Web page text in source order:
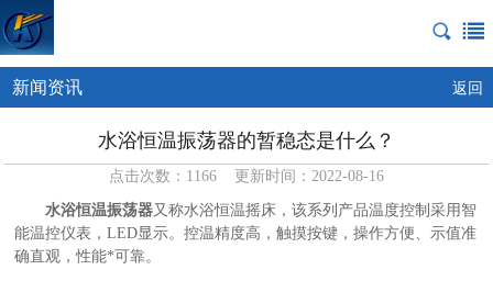
新闻资讯 返回
水浴恒温振荡器的暂稳态是什么？
点击次数：1166 更新时间：2022-08-16
水浴恒温振荡器又称水浴恒温摇床，该系列产品温度控制采用智
能温控仪表，LED显示。控温精度高，触摸按键，操作方便、示值准
确直观，性能*可靠。